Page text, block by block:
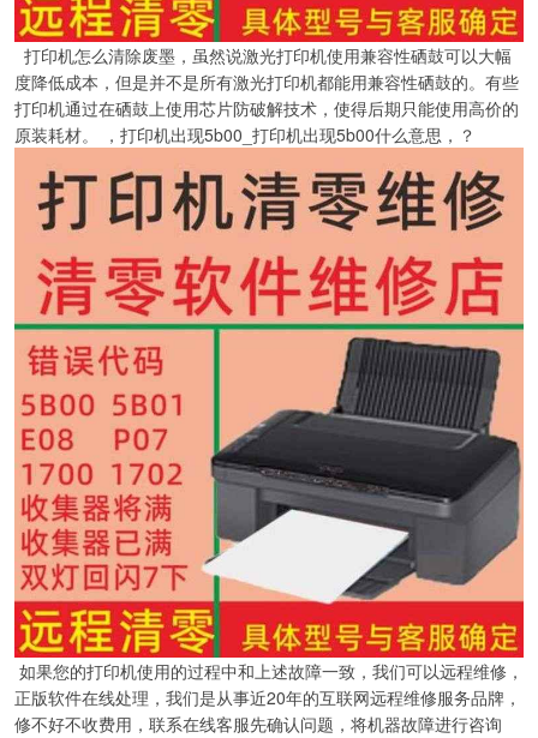
打印机怎么清除废墨，虽然说激光打印机使用兼容性硒鼓可以大幅
度降低成本，但是并不是所有激光打印机都能用兼容性硒鼓的。有些
打印机通过在硒鼓上使用芯片防破解技术，使得后期只能使用高价的
原装耗材。 ，打印机出现5b00_打印机出现5b00什么意思，？
如果您的打印机使用的过程中和上述故障一致，我们可以远程维修，
正版软件在线处理，我们是从事近20年的互联网远程维修服务品牌，
修不好不收费用，联系在线客服先确认问题，将机器故障进行咨询